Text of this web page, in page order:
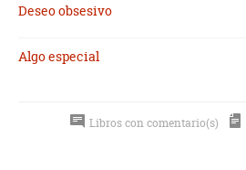
Deseo obsesivo
Algo especial
Libros con comentario(s)